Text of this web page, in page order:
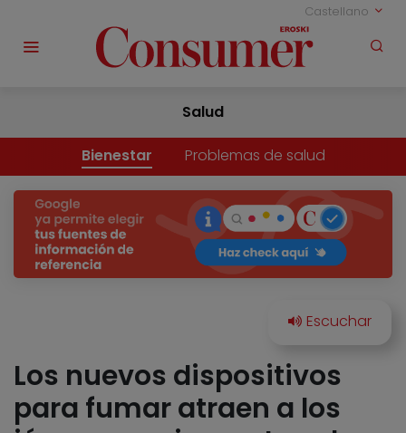
Castellano
Salud
Bienestar Problemas de salud
Los nuevos dispositivos
para fumar atraen a los